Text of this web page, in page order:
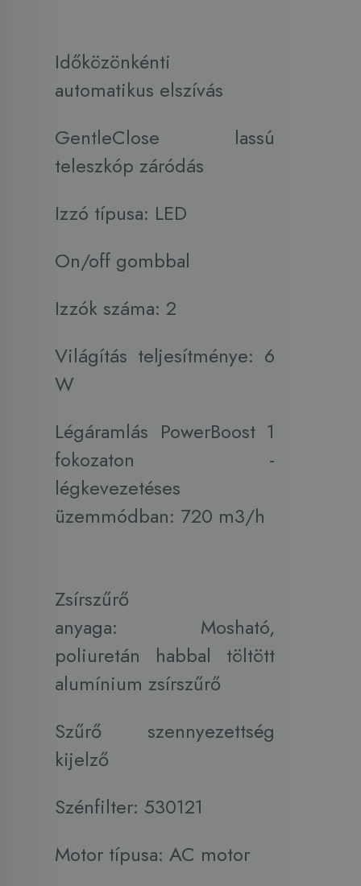
Időközönkénti
automatikus elszívás
GentleClose lassú
teleszkóp záródás
Izzó típusa: LED
On/off gombbal
Izzók száma: 2
Világítás teljesítménye: 6
W
Légáramlás PowerBoost 1
fokozaton -
légkevezetéses
üzemmódban: 720 m3/h
Zsírszűrő
anyaga: Mosható,
poliuretán habbal töltött
alumínium zsírszűrő
Szűrő szennyezettség
kijelző
Szénfilter: 530121
Motor típusa: AC motor